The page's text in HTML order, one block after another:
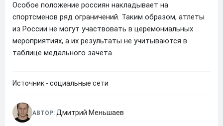
Особое положение россиян накладывает на
спортсменов ряд ограничений. Таким образом, атлеты
из России не могут участвовать в церемониальных
мероприятиях, а их результаты не учитываются в
таблице медального зачета.
Источник - социальные сети
АВТОР: Дмитрий Меньшаев